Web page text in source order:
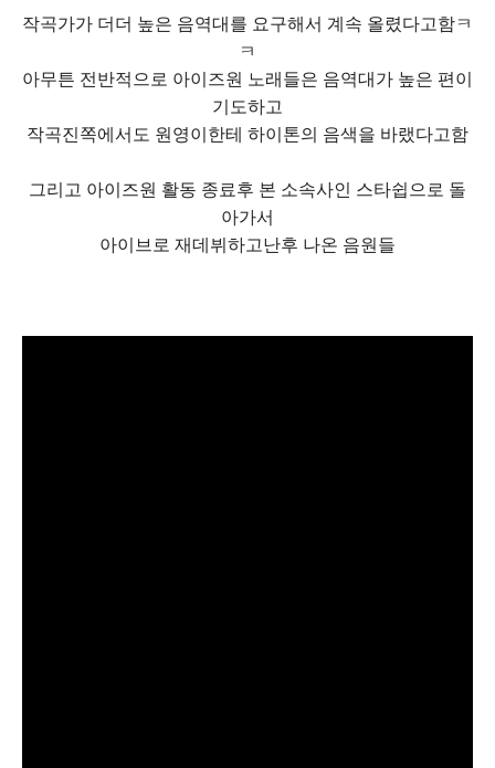
작곡가가 더더 높은 음역대를 요구해서 계속 올렸다고함ㅋ
ㅋ
아무튼 전반적으로 아이즈원 노래들은 음역대가 높은 편이
기도하고
작곡진쪽에서도 원영이한테 하이톤의 음색을 바랬다고함
그리고 아이즈원 활동 종료후 본 소속사인 스타쉽으로 돌
아가서
아이브로 재데뷔하고난후 나온 음원들